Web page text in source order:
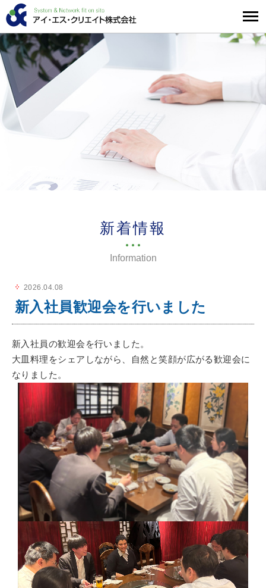
新着情報
Information
2026.04.08
新入社員歓迎会を行いました
新入社員の歓迎会を行いました。
大皿料理をシェアしながら、自然と笑顔が広がる歓迎会に
なりました。